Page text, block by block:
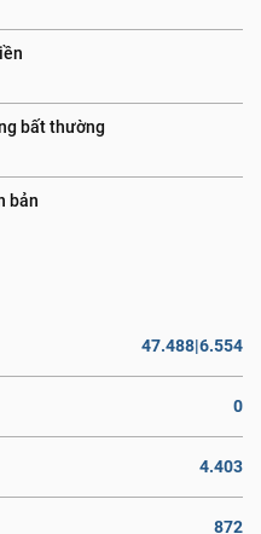
bất thường
bản
47.488|6.554
0
4.403
872